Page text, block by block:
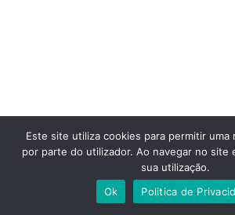
Este site utiliza cookies para permitir uma
por parte do utilizador. Ao navegar no site
sua utilização.
Ok
Politica de